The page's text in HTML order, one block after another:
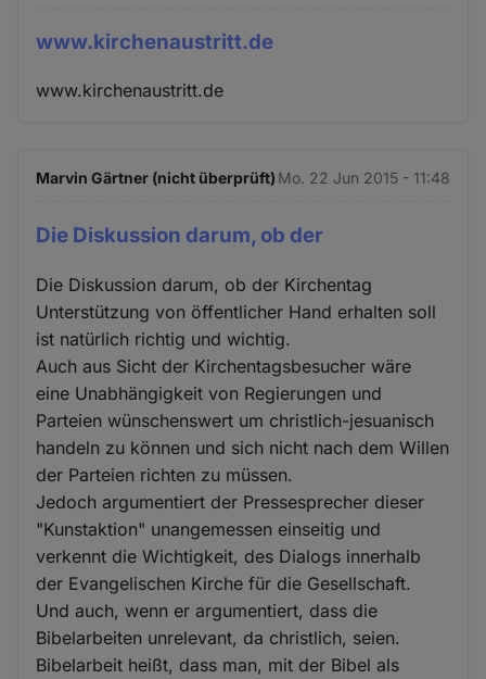
www.kirchenaustritt.de
www.kirchenaustritt.de
Marvin Gärtner (nicht überprüft) Mo. 22 Jun 2015 - 11:48
Die Diskussion darum, ob der
Die Diskussion darum, ob der Kirchentag
Unterstützung von öffentlicher Hand erhalten soll
ist natürlich richtig und wichtig.
Auch aus Sicht der Kirchentagsbesucher wäre
eine Unabhängigkeit von Regierungen und
Parteien wünschenswert um christlich-jesuanisch
handeln zu können und sich nicht nach dem Willen
der Parteien richten zu müssen.
Jedoch argumentiert der Pressesprecher dieser
"Kunstaktion" unangemessen einseitig und
verkennt die Wichtigkeit, des Dialogs innerhalb
der Evangelischen Kirche für die Gesellschaft.
Und auch, wenn er argumentiert, dass die
Bibelarbeiten unrelevant, da christlich, seien.
Bibelarbeit heißt, dass man, mit der Bibel als